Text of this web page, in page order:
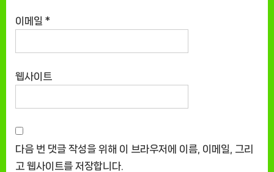
이메일 *
웹사이트
다음 번 댓글 작성을 위해 이 브라우저에 이름, 이메일, 그리
고 웹사이트를 저장합니다.